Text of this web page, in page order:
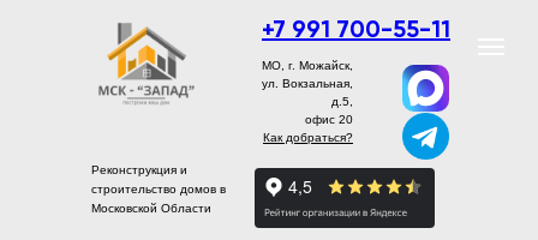
+7 991 700-55-11
Реконструкция и
строительство домов в
Московской Области
МО, г. Можайск,
ул. Вокзальная,
д.5,
офис 20
Как добраться?